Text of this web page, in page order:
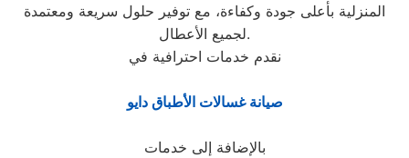
المنزلية بأعلى جودة وكفاءة، مع توفير حلول سريعة ومعتمدة
لجميع الأعطال.
نقدم خدمات احترافية في
صيانة غسالات الأطباق دايو
بالإضافة إلى خدمات